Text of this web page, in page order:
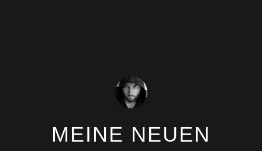
MEINE NEUEN